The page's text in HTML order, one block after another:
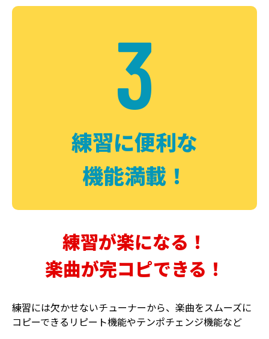
DELAY PHASER
3
練習に便利な
機能満載！
練習が楽になる！
楽曲が完コピできる！
練習には欠かせないチューナーから、楽曲をスムーズに
コピーできるリピート機能やテンポチェンジ機能など